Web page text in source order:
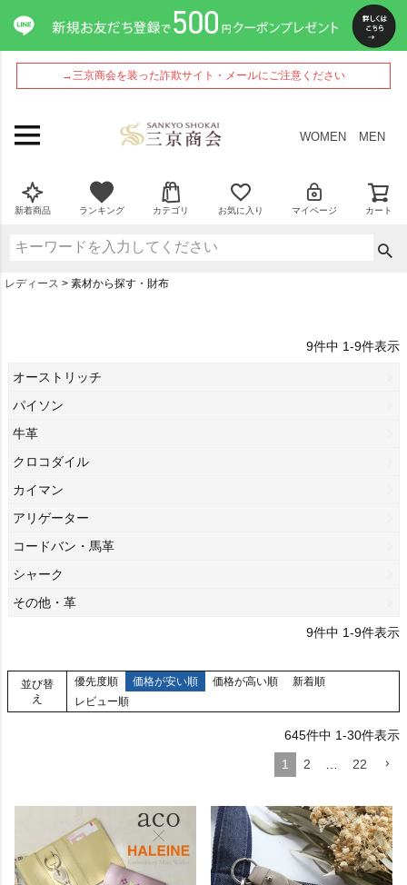
→三京商会を装った詐欺サイト・メールにご注意ください
WOMEN MEN
新着商品 ランキング カテゴリ お気に入り マイページ カート
レディース 素材から探す・財布
9件中 1-9件表示
オーストリッチ
パイソン
牛革
クロコダイル
カイマン
アリゲーター
コードバン・馬革
シャーク
その他・革
9件中 1-9件表示
並び替
え
優先度順 価格が安い順 価格が高い順
新着順
レビュー順
645件中 1-30件表示
1
2 22